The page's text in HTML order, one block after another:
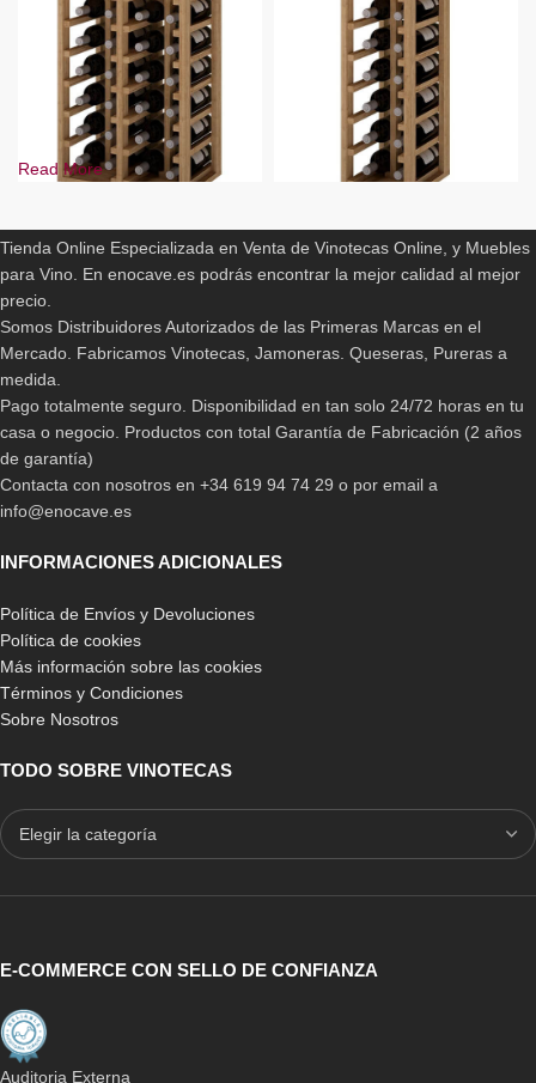
BLANCO
PINO
PINO EN ROBLE
Botellero Modular Godello 24
botellas
149,90 267,00€
Botellero Modular Godello 12
botellas
-
Colección Económica se puede almacenar allgunas
referencias, con un buen material y un mínimo gasto.
Puede combinar estos productos con aquellos de otras
Colección Rústicaencontrando la composición deseada.
En nuestra colección económica de vinotecas encontrarás
conjunto de nuestros muebles botelleros para vino del tipo
modulares,
Online.
Son fáciles de combinar con las colecciones: moderna,
muebles modulares de tu preferencia para que obtengas un
Con estos botelleros
vinoteca personalizada
Read More
Tienda Online Especializada en Venta de Vinotecas Online, y Muebles
para Vino. En enocave.es podrás encontrar la mejor calidad al mejor
precio.
Somos Distribuidores Autorizados de las Primeras Marcas en el
Mercado. Fabricamos Vinotecas, Jamoneras. Queseras, Pureras a
medida.
Pago totalmente seguro. Disponibilidad en tan solo 24/72 horas en tu
casa o negocio. Productos con total Garantía de Fabricación (2 años
de garantía)
Contacta con nosotros en +34 619 94 74 29 o por email a
info@enocave.es
INFORMACIONES ADICIONALES
Política de Envíos y Devoluciones
Política de cookies
Más información sobre las cookies
Términos y Condiciones
Sobre Nosotros
TODO SOBRE VINOTECAS
E-COMMERCE CON SELLO DE CONFIANZA
Auditoria Externa